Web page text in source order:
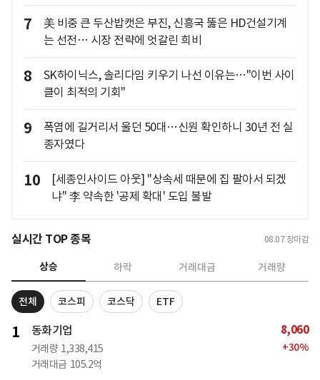
7
美 비중 큰 두산밥캣은 부진, 신흥국 뚫은 HD건설기계
는 선전… 시장 전략에 엇갈린 희비
8
SK하이닉스, 솔리다임 키우기 나선 이유는…"이번 사이
클이 최적의 기회"
9
폭염에 길거리서 울던 50대…신원 확인하니 30년 전 실
종자였다
10
[세종인사이드 아웃] "상속세 때문에 집 팔아서 되겠
냐" 李 약속한 '공제 확대' 도입 불발
실시간 TOP 종목 08.07 장마감
상승 하락 거래대금 거래량
전체 코스피 코스닥 ETF
1 동화기업
거래량 1,338,415
거래대금 105.2억
8,060
+30%